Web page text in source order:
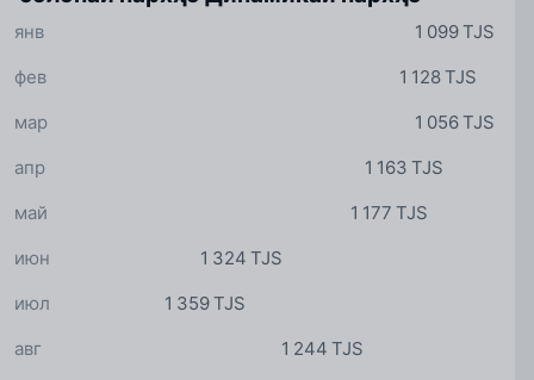
1 099 TJS
янв
1 128 TJS
фев
1 056 TJS
мар
1 163 TJS
апр
1 177 TJS
май
1 324 TJS
июн
1 359 TJS
июл
1 244 TJS
авг